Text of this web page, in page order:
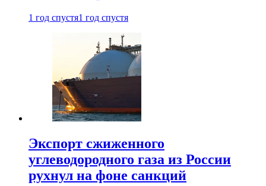
1 год спустя1 год спустя
Экспорт сжиженного
углеводородного газа из России
рухнул на фоне санкций